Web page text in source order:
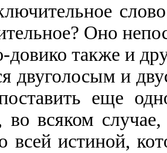
Оно
также и
двуголосым и
еще
во всяком
всей истиной,